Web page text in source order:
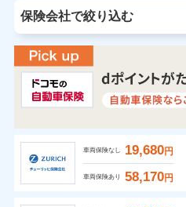
保険会社で絞り込む
車両保険なし 19,680円
車両保険あり 58,170円